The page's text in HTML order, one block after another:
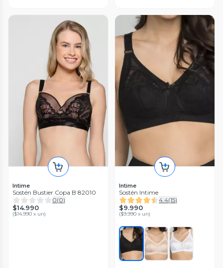
Intime
Sostén Bustier Copa B 82010
0(0)
$14.990
($14.990 x un)
Intime
Sostén Intime
4.4(15)
$9.990
($9.990 x un)